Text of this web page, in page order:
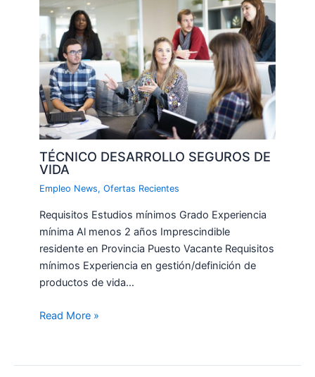
TÉCNICO DESARROLLO SEGUROS DE
VIDA
Empleo News,Ofertas Recientes
Requisitos Estudios mínimos Grado Experiencia
mínima Al menos 2 años Imprescindible
residente en Provincia Puesto Vacante Requisitos
mínimos Experiencia en gestión/definición de
productos de vida…
Read More »